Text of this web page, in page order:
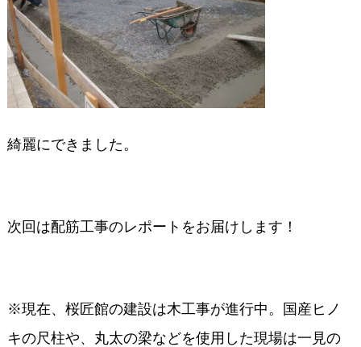
綺麗にできました。
次回は配筋工事のレポートをお届けします！
※現在、桜匠館の建設は木工事が進行中。国産ヒノ
キの尺柱や、丸太の梁などを使用した現場は一見の